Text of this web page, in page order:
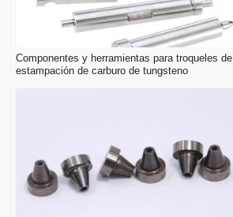
Componentes y herramientas para troqueles de
estampación de carburo de tungsteno